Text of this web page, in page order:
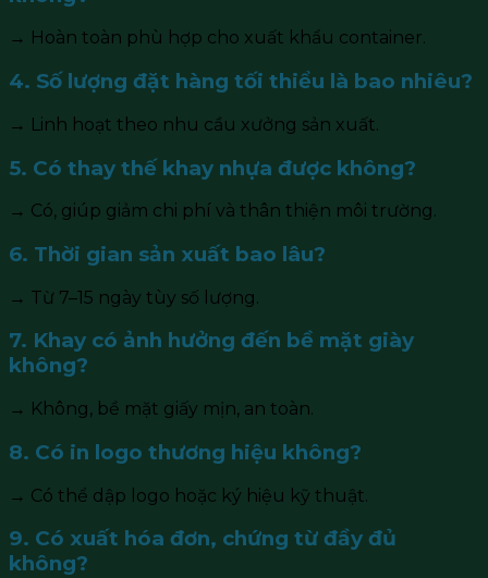
→ Hoàn toàn phù hợp cho xuất khẩu container.
4. Số lượng đặt hàng tối thiểu là bao nhiêu?
→ Linh hoạt theo nhu cầu xưởng sản xuất.
5. Có thay thế khay nhựa được không?
→ Có, giúp giảm chi phí và thân thiện môi trường.
6. Thời gian sản xuất bao lâu?
→ Từ 7–15 ngày tùy số lượng.
7. Khay có ảnh hưởng đến bề mặt giày
không?
→ Không, bề mặt giấy mịn, an toàn.
8. Có in logo thương hiệu không?
→ Có thể dập logo hoặc ký hiệu kỹ thuật.
9. Có xuất hóa đơn, chứng từ đầy đủ
không?